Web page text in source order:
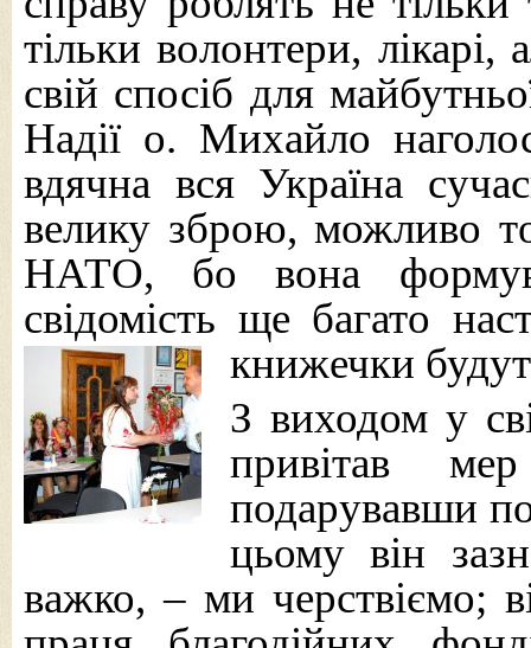
тільки волонтери,
свій спосіб для
Надії о. Михайло
вдячна вся Україна
велику зброю, можливо
НАТО, бо вона
свідомість ще багато
книжечки
З виходом у
привітав
подарувавши
цьому він
важко, – ми черствіємо;